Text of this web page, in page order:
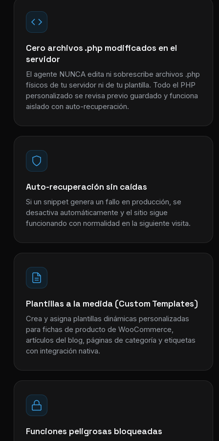
Cero archivos .php modificados en el
servidor
El agente NUNCA edita ni sobrescribe archivos .php
físicos de tu servidor ni de tu plantilla. Todo el PHP
personalizado se revisa previo guardado y funciona
aislado con auto-recuperación.
Auto-recuperación sin caídas
Si un snippet genera un fallo en producción, se
desactiva automáticamente y el sitio sigue
funcionando con normalidad en la siguiente visita.
Plantillas a la medida (Custom Templates)
Crea y asigna plantillas dinámicas personalizadas
para fichas de producto de WooCommerce,
artículos del blog, páginas de categoría y etiquetas
con integración nativa.
Funciones peligrosas bloqueadas